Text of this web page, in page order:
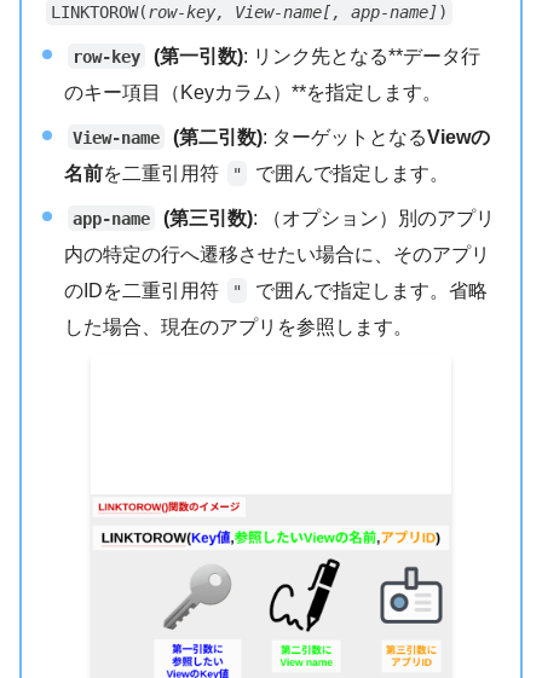
LINKTOROW(row-key, View-name[, app-name])
row-key (第一引数): リンク先となる**データ行
のキー項目（Keyカラム）**を指定します。
View-name (第二引数): ターゲットとなるViewの
名前を二重引用符 " で囲んで指定します。
app-name (第三引数): （オプション）別のアプリ
内の特定の行へ遷移させたい場合に、そのアプリ
のIDを二重引用符
"
で囲んで指定します。省略
した場合、現在のアプリを参照します。